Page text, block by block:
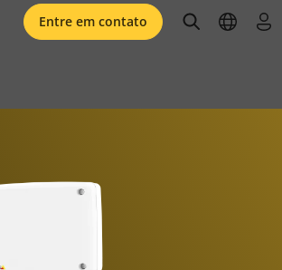
Entre em contato openopen